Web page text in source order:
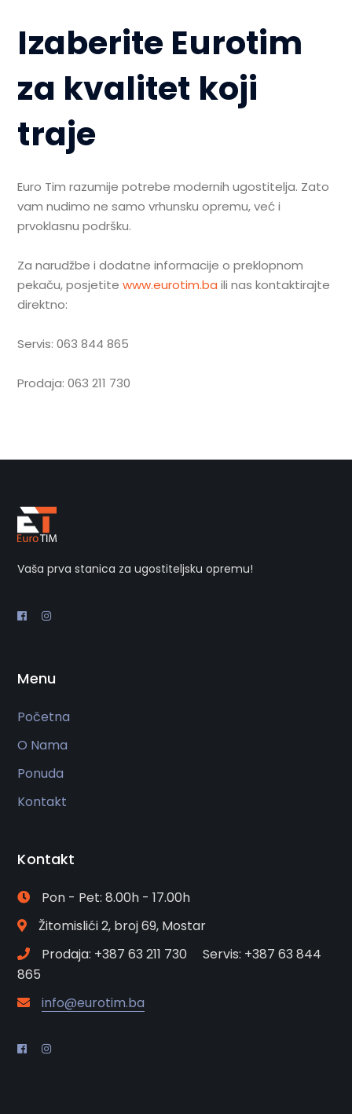
Izaberite Eurotim
za kvalitet koji
traje
Euro Tim razumije potrebe modernih ugostitelja. Zato
vam nudimo ne samo vrhunsku opremu, već i
prvoklasnu podršku.
Za narudžbe i dodatne informacije o preklopnom
pekaču, posjetitewww.eurotim.ba ili nas kontaktirajte
direktno:
Servis: 063 844 865
Prodaja: 063 211 730
Vaša prva stanica za ugostiteljsku opremu!
Menu
Početna
O Nama
Ponuda
Kontakt
Kontakt
Pon - Pet: 8.00h - 17.00h
Žitomislići 2, broj 69, Mostar
Prodaja: +387 63 211 730 Servis: +387 63 844
865
info@eurotim.ba